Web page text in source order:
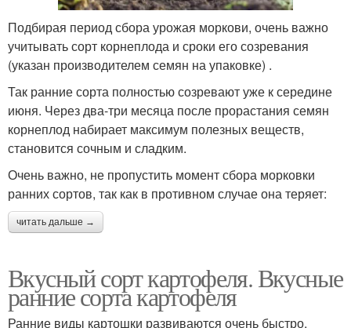
Подбирая период сбора урожая моркови, очень важно
учитывать сорт корнеплода и сроки его созревания
(указан производителем семян на упаковке) .
Так ранние сорта полностью созревают уже к середине
июня. Через два-три месяца после прорастания семян
корнеплод набирает максимум полезных веществ,
становится сочным и сладким.
Очень важно, не пропустить момент сбора морковки
ранних сортов, так как в противном случае она теряет:
читать дальше →
Вкусный сорт картофеля. Вкусные
ранние сорта картофеля
Ранние виды картошки развиваются очень быстро,